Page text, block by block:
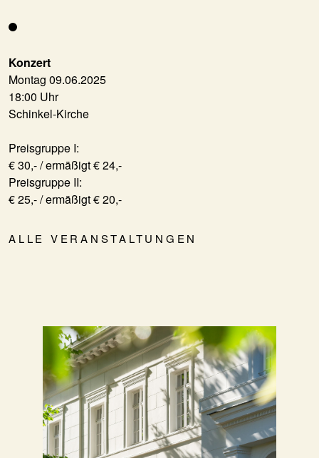
Konzert
Montag 09.06.2025
18:00 Uhr
Schinkel-Kirche
Preisgruppe I:
€ 30,- / ermäßigt € 24,-
Preisgruppe II:
€ 25,- / ermäßigt € 20,-
ALLE VERANSTALTUNGEN